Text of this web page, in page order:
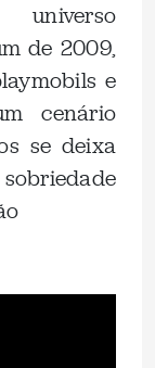
universo
de 2009,
e
cenário
se deixa